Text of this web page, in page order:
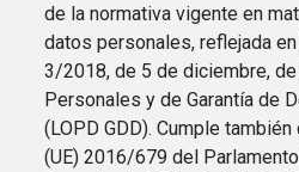
de la normativa vigente en
datos personales, reflejada
3/2018, de 5 de diciembre,
Personales y de Garantía de
(LOPD GDD). Cumple
(UE) 2016/679 del